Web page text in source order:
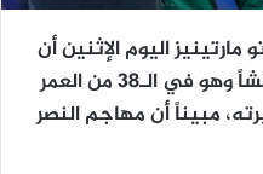
اليوم الإثنين أن
كريستيانو رونالدو لا يزال متعطشاً وهو في الـ38 من العمر
مبيناً أن مهاجم النصر